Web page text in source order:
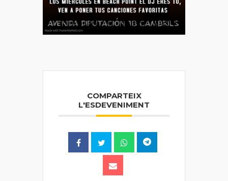
COMPARTEIX
L'ESDEVENIMENT